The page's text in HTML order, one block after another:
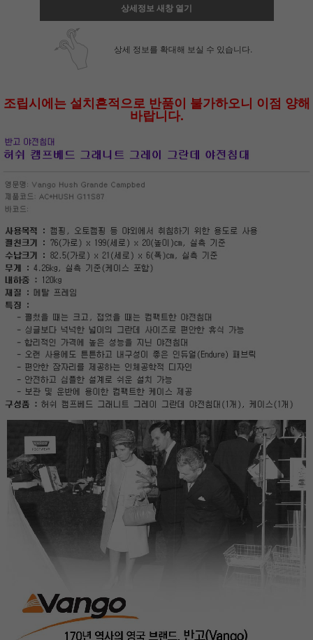
페이코 ID로 페
상세정보 새창 열기
상세 정보를 확대해 보실 수 있습니다.
조립시에는 설치흔적으로 반품이 불가하오니 이점 양해
바랍니다.